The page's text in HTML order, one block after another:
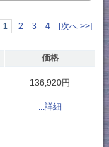
1 2 3 4 [次へ >>]
価格
136,920円
...詳細